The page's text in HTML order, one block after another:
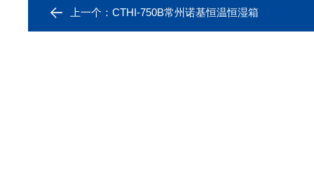
上一个： CTHI-750B常州诺基恒温恒湿箱